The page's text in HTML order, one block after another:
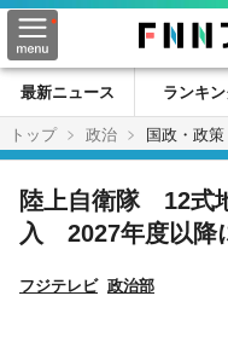
最新ニュース ランキ
トップ
政治 国政・政策
陸上自衛隊 12式
入 2027年度以降
フジテレビ 政治部